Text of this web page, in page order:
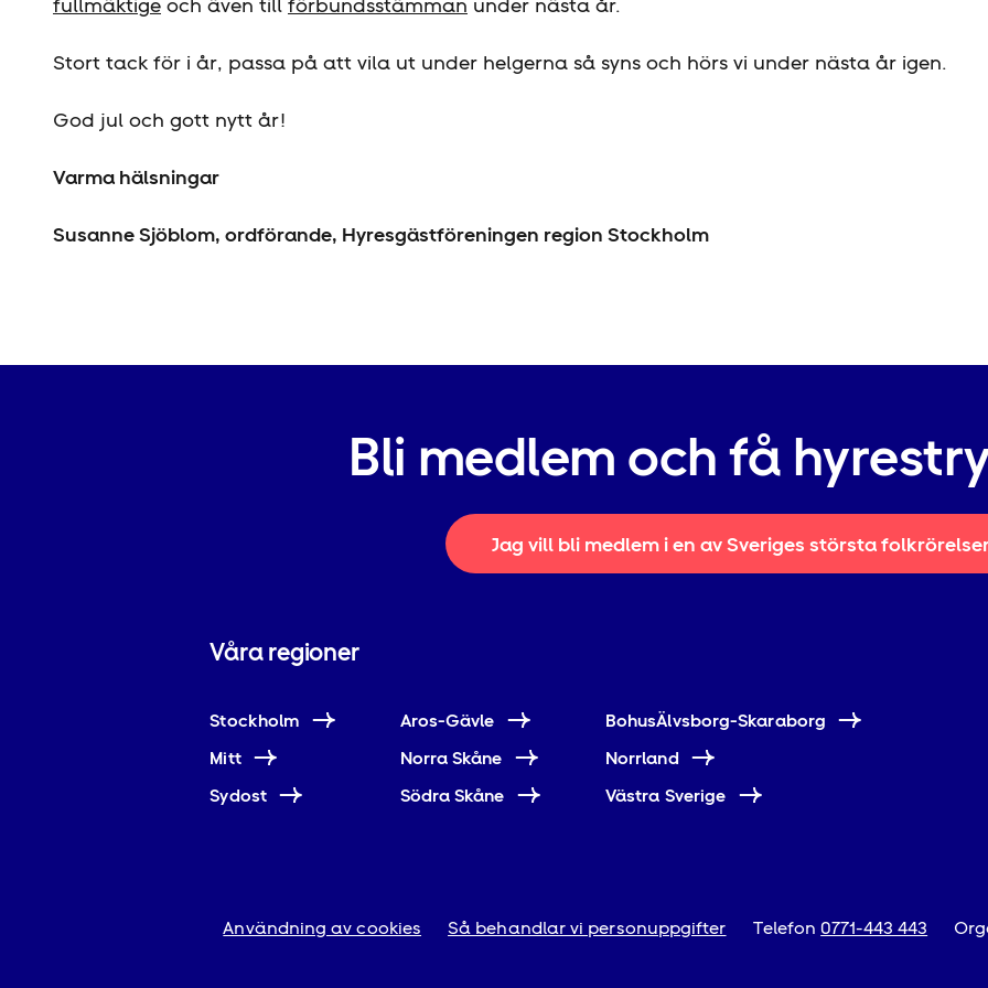
Stort tack för i år, passa på att vila ut under helgerna så syns och hörs vi under nästa år igen.
God jul och gott nytt år!
Varma hälsningar
Susanne Sjöblom, ordförande, Hyresgäst­föreningen region Stockholm
Bli medlem och få
Jag vill bli medlem i en av Sveriges största
Våra regioner
Stockholm Aros-Gävle
BohusÄlvsborg-Skaraborg
Mitt
Norra Skåne
Norrland
Sydost
Södra Skåne Västra Sverige
Användning av cookies Så behandlar vi personuppgifter Telefon0771-443 443